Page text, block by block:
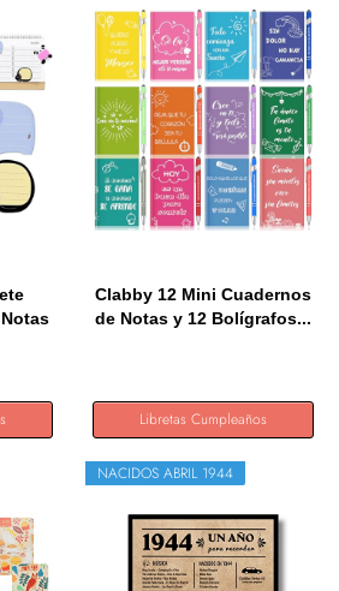
Clabby 12 Mini Cuadernos
de Notas y 12 Bolígrafos...
Libretas Cumpleaños
NACIDOS ABRIL 1944